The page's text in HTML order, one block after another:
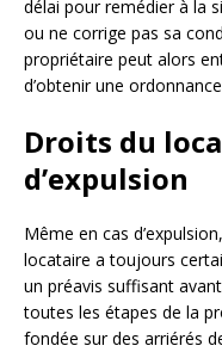
délai pour remédier à la
ou ne corrige pas sa
propriétaire peut alors
d’obtenir une
Droits du
d’expulsion
Même en cas
locataire a toujours
un préavis suffisant
toutes les étapes de la
fondée sur des arriérés